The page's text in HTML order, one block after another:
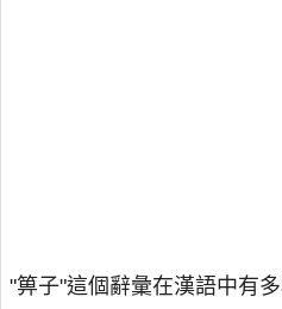
"箅子"這個辭彙在漢語中有